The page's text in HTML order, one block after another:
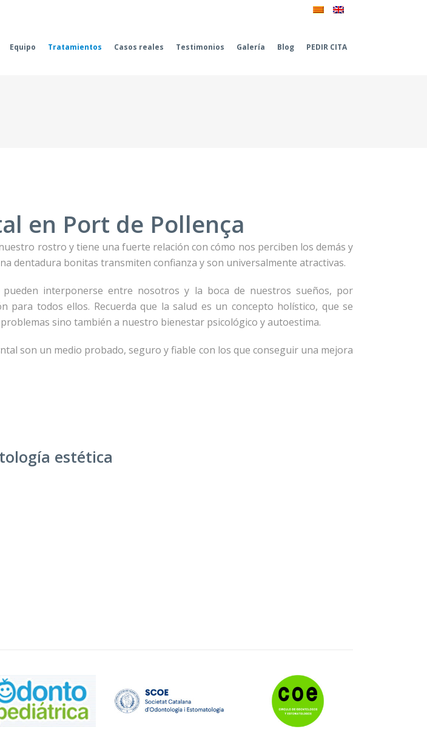
Equipo Tratamientos Casos reales Testimonios Galería Blog PEDIR CITA
en Port de Pollença
rostro y tiene una fuerte relación con cómo nos perciben los demás y
dentadura bonitas transmiten confianza y son universalmente atractivas.
interponerse entre nosotros y la boca de nuestros sueños, por
para todos ellos. Recuerda que la salud es un concepto holístico, que se
sino también a nuestro bienestar psicológico y autoestima.
son un medio probado, seguro y fiable con los que conseguir una mejora
estética